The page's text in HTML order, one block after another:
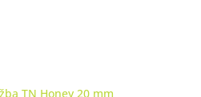
TN Honey 20 mm